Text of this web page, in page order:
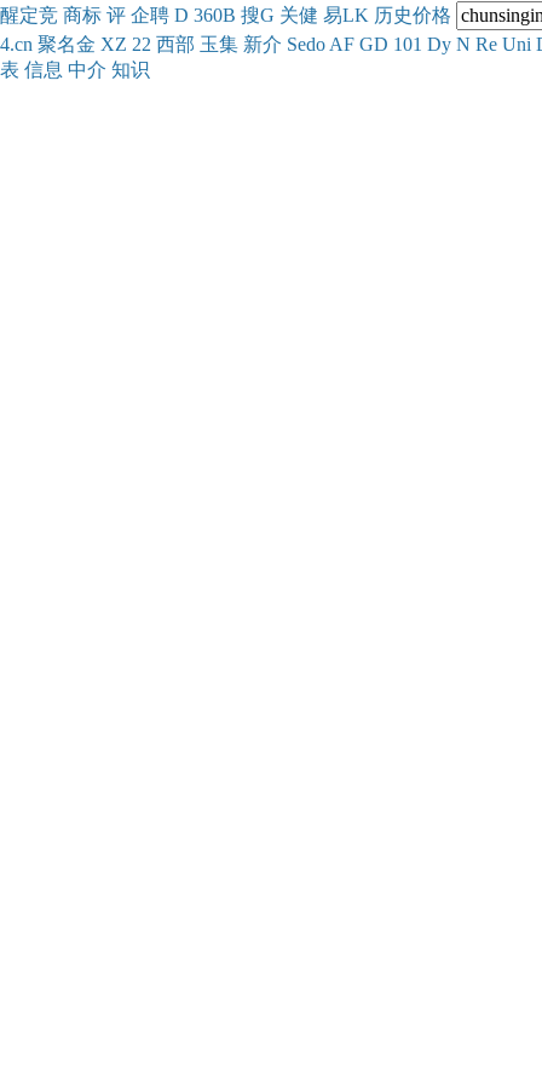
醒定竞 商标 评 企聘 D 360B 搜G 关健 易LK 历史价格
4.cn 聚名金 XZ 22 西部 玉集 新介 Sedo AF GD 101 Dy N Re Uni
表 信息 中介 知识